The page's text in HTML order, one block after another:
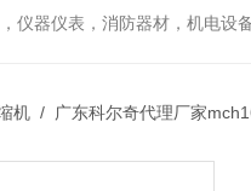
仪器仪表，消防器材，机电设
机 / 广东科尔奇代理厂家